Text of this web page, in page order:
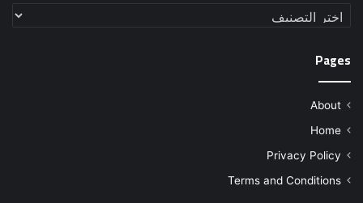
تصنيفات
Pages
About
Home
Privacy Policy
Terms and Conditions